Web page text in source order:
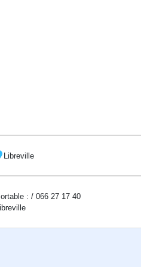
Libreville
: / 066 27 17 40